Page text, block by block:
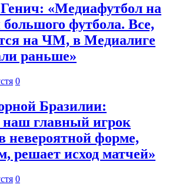
«Медиафутбол на
футбола. Все,
на ЧМ, в Медиалиге
раньше»
0
Бразилии:
наш главный игрок
невероятной форме,
решает исход матчей»
0